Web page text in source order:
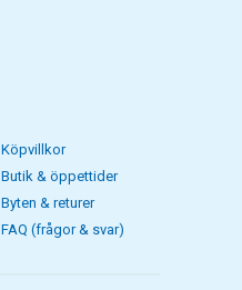
Köpvillkor
Butik & öppettider
Byten & returer
FAQ (frågor & svar)